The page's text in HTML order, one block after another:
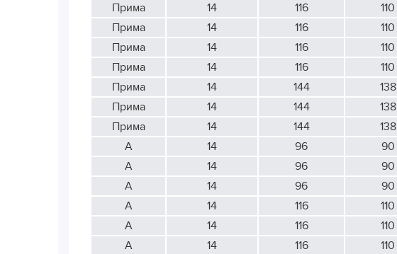
Прима
14 116 110
Прима
14 116 110
Прима
14 116 110
Прима
14 116 110
Прима
14 144 138
Прима
14 144 138
Прима
14 144 138
А
14 96 90
А
14 96 90
А
14 96 90
А
14 116 110
А
14 116 110
А
14 116 110